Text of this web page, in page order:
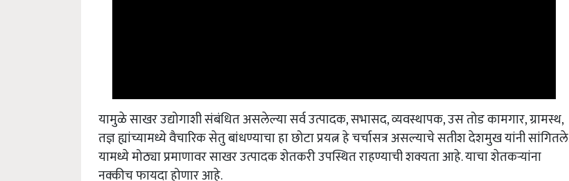
यामुळे साखर उद्योगाशी संबंधित असलेल्या सर्व उत्पादक, सभासद, व्यवस्थापक, उस तोड कामगार, ग्रामस्थ,
तज्ञ ह्यांच्यामध्ये वैचारिक सेतु बांधण्याचा हा छोटा प्रयत्न हे चर्चासत्र असल्याचे सतीश देशमुख यांनी सांगितले.
यामध्ये मोठ्या प्रमाणावर साखर उत्पादक शेतकरी उपस्थित राहण्याची शक्यता आहे. याचा शेतकऱ्यांना
नक्कीच फायदा होणार आहे.